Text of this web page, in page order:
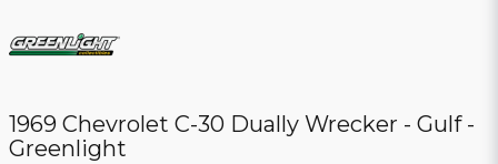
1969 Chevrolet C-30 Dually Wrecker - Gulf -
Greenlight